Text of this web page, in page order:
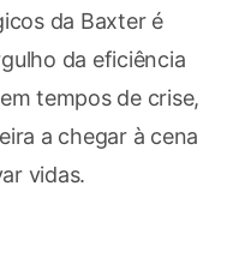
da Baxter é
da eficiência
tempos de crise,
a chegar à cena
vidas.